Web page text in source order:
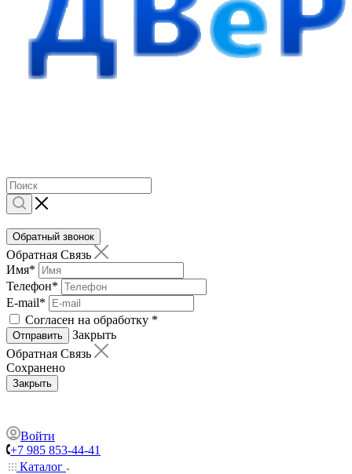
Обратный звонок
Обратная Связь
Имя*
Телефон*
E-mail*
Согласен на обработку *
Отправить
Закрыть
Обратная Связь
Сохранено
Закрыть
Войти
+7 985 853-44-41
Каталог